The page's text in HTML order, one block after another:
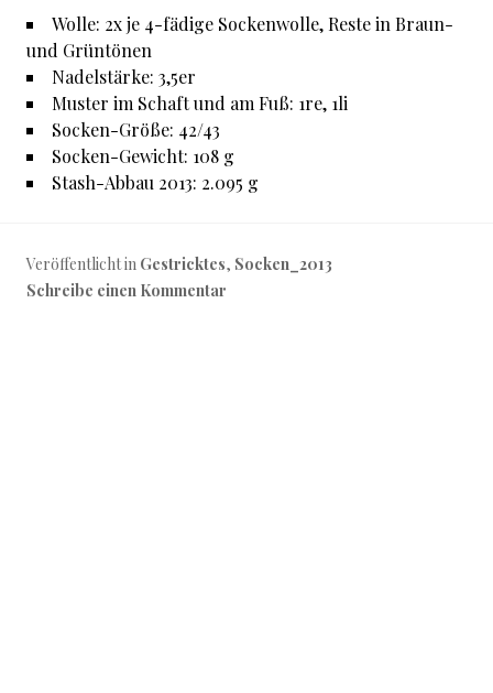
Wolle: 2x je 4-fädige Sockenwolle, Reste in Braun-
und Grüntönen
Nadelstärke: 3,5er
Muster im Schaft und am Fuß: 1re, 1li
Socken-Größe: 42/43
Socken-Gewicht: 108 g
Stash-Abbau 2013: 2.095 g
Veröffentlicht in Gestricktes, Socken_2013
Schreibe einen Kommentar